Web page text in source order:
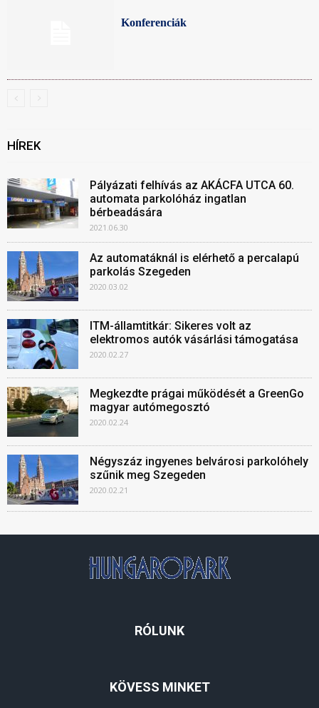
Konferenciák
HÍREK
Pályázati felhívás az AKÁCFA UTCA 60.
automata parkolóház ingatlan
bérbeadására
2021.06.30
Az automatáknál is elérhető a percalapú
parkolás Szegeden
2020.03.02
ITM-államtitkár: Sikeres volt az
elektromos autók vásárlási támogatása
2020.02.27
Megkezdte prágai működését a GreenGo
magyar autómegosztó
2020.02.24
Négyszáz ingyenes belvárosi parkolóhely
szűnik meg Szegeden
2020.02.21
RÓLUNK
KÖVESS MINKET